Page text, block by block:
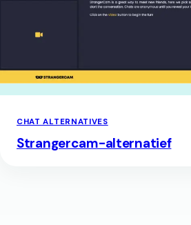
CHAT ALTERNATIVES
Strangercam-alternatief